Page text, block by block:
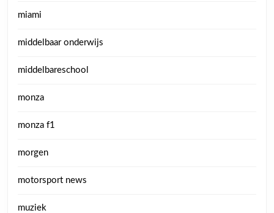
miami
middelbaar onderwijs
middelbareschool
monza
monza f1
morgen
motorsport news
muziek